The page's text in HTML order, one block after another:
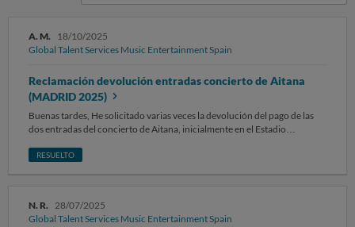
A. M. 18/10/2025
Global Talent Services Music Entertainment Spain
Reclamación devolución entradas concierto de Aitana
(MADRID 2025)
Buenas tardes, He solicitado varias veces la devolución del pago de las
dos entradas del concierto de Aitana, inicialmente en el Estadio
la obligación de reclamárselo a través de la OCU. Adjunto comprobante
RESUELTO
N. R. 28/07/2025
Global Talent Services Music Entertainment Spain